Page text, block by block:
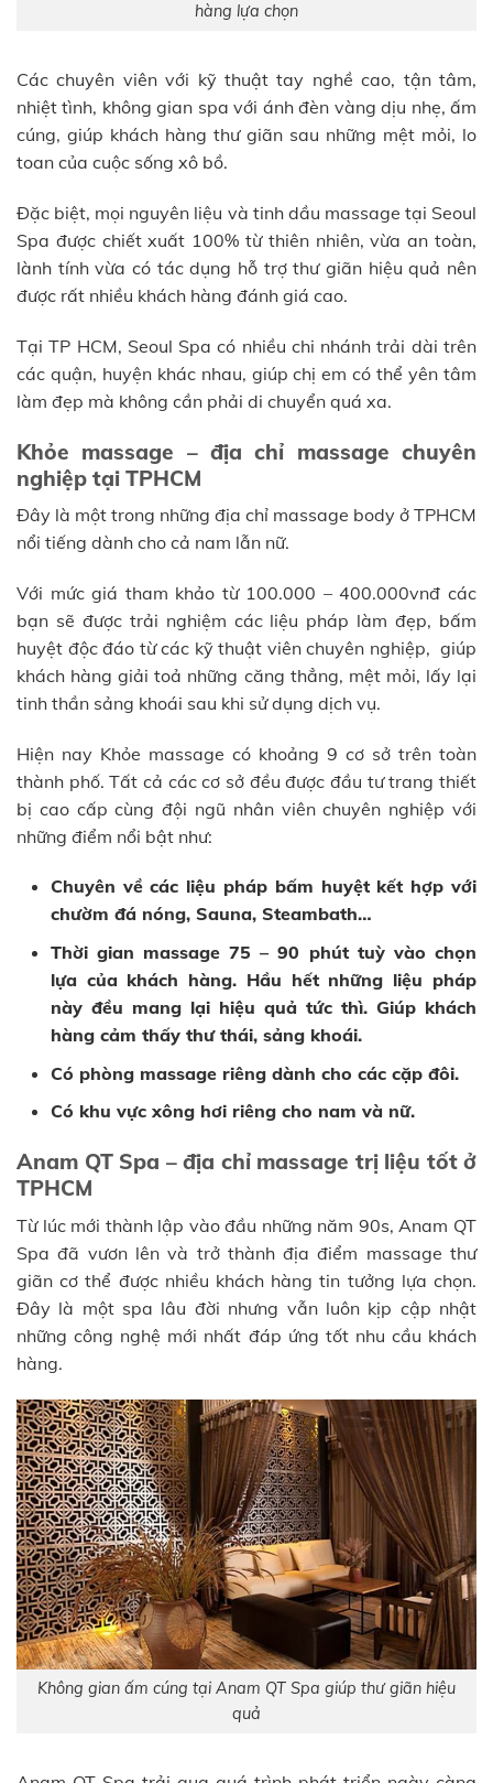
hàng lựa chọn
Các chuyên viên với kỹ thuật tay nghề cao, tận tâm,
nhiệt tình, không gian spa với ánh đèn vàng dịu nhẹ, ấm
cúng, giúp khách hàng thư giãn sau những mệt mỏi, lo
toan của cuộc sống xô bồ.
Đặc biệt, mọi nguyên liệu và tinh dầu massage tại Seoul
Spa được chiết xuất 100% từ thiên nhiên, vừa an toàn,
lành tính vừa có tác dụng hỗ trợ thư giãn hiệu quả nên
được rất nhiều khách hàng đánh giá cao.
Tại TP HCM, Seoul Spa có nhiều chi nhánh trải dài trên
các quận, huyện khác nhau, giúp chị em có thể yên tâm
làm đẹp mà không cần phải di chuyển quá xa.
Khỏe massage – địa chỉ massage chuyên
nghiệp tại TPHCM
Đây là một trong những địa chỉ massage body ở TPHCM
nổi tiếng dành cho cả nam lẫn nữ.
Với mức giá tham khảo từ 100.000 – 400.000vnđ các
bạn sẽ được trải nghiệm các liệu pháp làm đẹp, bấm
huyệt độc đáo từ các kỹ thuật viên chuyên nghiệp, giúp
khách hàng giải toả những căng thẳng, mệt mỏi, lấy lại
tinh thần sảng khoái sau khi sử dụng dịch vụ.
Hiện nay Khỏe massage có khoảng 9 cơ sở trên toàn
thành phố. Tất cả các cơ sở đều được đầu tư trang thiết
bị cao cấp cùng đội ngũ nhân viên chuyên nghiệp với
những điểm nổi bật như:
Chuyên về các liệu pháp bấm huyệt kết hợp với
chườm đá nóng, Sauna, Steambath…
Thời gian massage 75 – 90 phút tuỳ vào chọn
lựa của khách hàng. Hầu hết những liệu pháp
này đều mang lại hiệu quả tức thì. Giúp khách
hàng cảm thấy thư thái, sảng khoái.
Có phòng massage riêng dành cho các cặp đôi.
Có khu vực xông hơi riêng cho nam và nữ.
Anam QT Spa – địa chỉ massage trị liệu tốt ở
TPHCM
Từ lúc mới thành lập vào đầu những năm 90s, Anam QT
Spa đã vươn lên và trở thành địa điểm massage thư
giãn cơ thể được nhiều khách hàng tin tưởng lựa chọn.
Đây là một spa lâu đời nhưng vẫn luôn kịp cập nhật
những công nghệ mới nhất đáp ứng tốt nhu cầu khách
hàng.
Không gian ấm cúng tại Anam QT Spa giúp thư giãn hiệu
quả